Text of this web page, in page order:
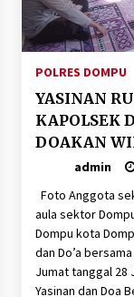
Pelarian terduga
kempo, Berakhir
Kempo
Tim Opsnal
selama Sepekan
4 minggu ago
Terduga
selama Sepekan
4 minggu ago
Sekjen GTKN
Nomor 9 Tahun
POLRES DOMPU
YASINAN
KAPOLSEK
DOAKAN
admin
Foto Anggota
aula sektor
Dompu kota
dan Do’a
Jumat tanggal 28
Yasinan dan Doa